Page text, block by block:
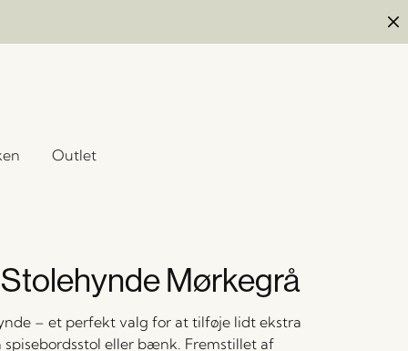
Outlet
Mørkegrå
– et perfekt valg for at tilføje lidt ekstra
eller bænk. Fremstillet af